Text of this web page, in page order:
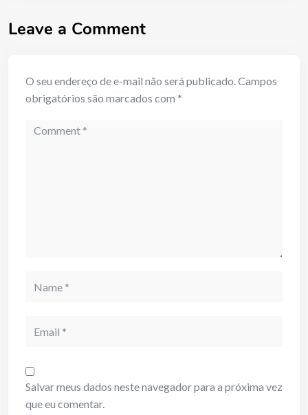
Leave a Comment
O seu endereço de e-mail não será publicado.Campos
obrigatórios são marcados com *
Comment
Salvar meus dados neste navegador para a próxima vez
que eu comentar.